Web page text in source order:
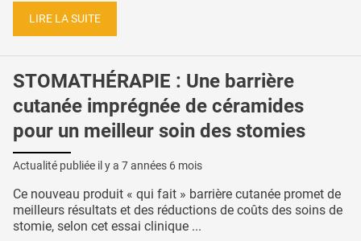
LIRE LA SUITE
STOMATHÉRAPIE : Une barrière
cutanée imprégnée de céramides
pour un meilleur soin des stomies
Actualité publiée il y a 7 années 6 mois
Ce nouveau produit « qui fait » barrière cutanée promet de
meilleurs résultats et des réductions de coûts des soins de
stomie, selon cet essai clinique ...